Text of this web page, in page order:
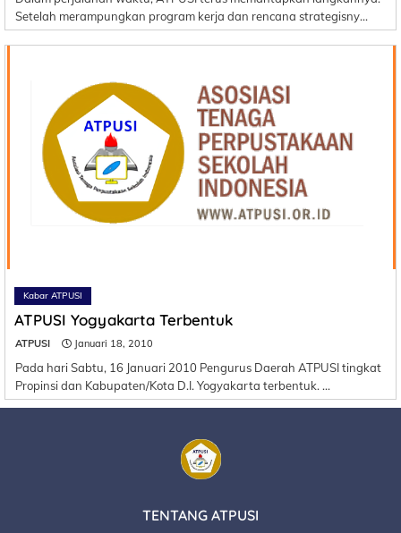
Setelah merampungkan program kerja dan rencana strategisny…
Kabar ATPUSI
ATPUSI Yogyakarta Terbentuk
ATPUSI Januari 18, 2010
Pada hari Sabtu, 16 Januari 2010 Pengurus Daerah ATPUSI tingkat
Propinsi dan Kabupaten/Kota D.I. Yogyakarta terbentuk. …
TENTANG ATPUSI